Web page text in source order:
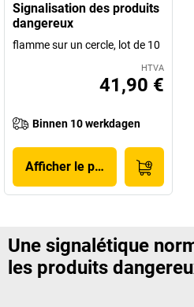
Signalisation des produits
dangereux
flamme sur un cercle, lot de 10
HTVA
41,90 €
Binnen 10 werkdagen
Afficher le produit
Une signalétique
les produits